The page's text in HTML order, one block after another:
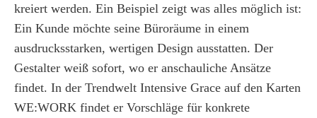
kreiert werden. Ein Beispiel zeigt was alles möglich ist:
Ein Kunde möchte seine Büroräume in einem
ausdrucksstarken, wertigen Design ausstatten. Der
Gestalter weiß sofort, wo er anschauliche Ansätze
findet. In der Trendwelt Intensive Grace auf den Karten
WE:WORK findet er Vorschläge für konkrete